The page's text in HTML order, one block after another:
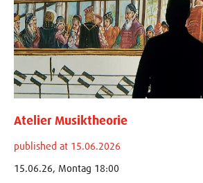
Atelier Musiktheorie
published at 15.06.2026
15.06.26, Montag 18:00